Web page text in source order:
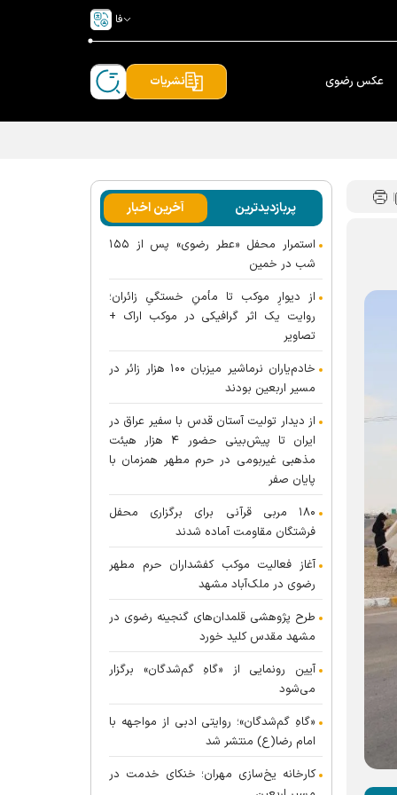
فا
عکس رضوی نشریات
پربازدیدترین آخرین اخبار
استمرار محفل «عطر رضوی» پس از ۱۵۵
شب در خمین
از دیوارِ موکب تا مأمنِ خستگیِ زائران؛
روایت یک اثر گرافیکی در موکب اراک +
تصاویر
خادم‌یاران نرماشیر میزبان ۱۰۰ هزار زائر در
مسیر اربعین بودند
از دیدار تولیت آستان قدس با سفیر عراق در
ایران تا پیش‌بینی حضور ۴ هزار هیئت
مذهبی غیربومی در حرم مطهر همزمان با
پایان صفر
۱۸۰ مربی قرآنی برای برگزاری محفل
فرشتگان مقاومت آماده شدند
آغاز فعالیت موکب کفشداران حرم مطهر
رضوی در ملک‌آباد مشهد
طرح پژوهشی قلمدان‌های گنجینه رضوی در
مشهد مقدس کلید خورد
آیین رونمایی از «گاهِ گم‌شدگان» برگزار
می‌شود
«گاهِ گم‌شدگان»؛ روایتی ادبی از مواجهه با
امام رضا(ع) منتشر شد
کارخانه یخ‌سازی مهران؛ خنکای خدمت در